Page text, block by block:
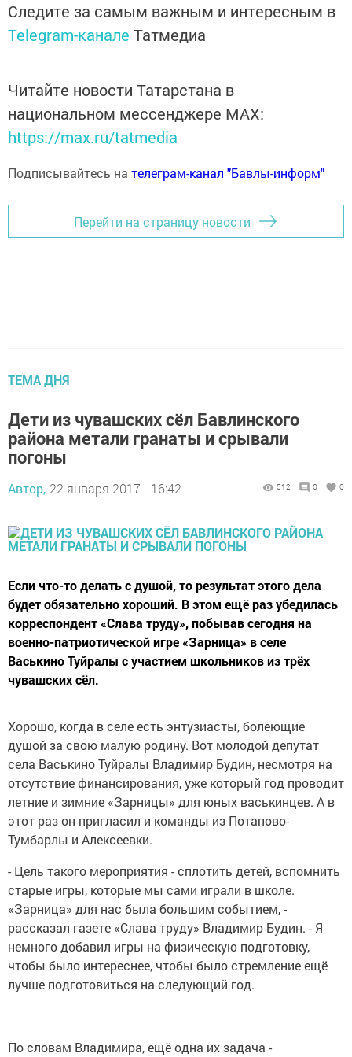
Следите за самым важным и интересным в
Telegram-канале Татмедиа
Читайте новости Татарстана в
национальном мессенджере MАХ:
https://max.ru/tatmedia
Подписывайтесь на телеграм-канал "Бавлы-информ"
Перейти на страницу новости
ТЕМА ДНЯ
Дети из чувашских сёл Бавлинского
района метали гранаты и срывали
погоны
Автор, 22 января 2017 - 16:42 512 0 0
Если что-то делать с душой, то результат этого дела
будет обязательно хороший. В этом ещё раз убедилась
корреспондент «Слава труду», побывав сегодня на
военно-патриотической игре «Зарница» в селе
Васькино Туйралы с участием школьников из трёх
чувашских сёл.
Хорошо, когда в селе есть энтузиасты, болеющие
душой за свою малую родину. Вот молодой депутат
села Васькино Туйралы Владимир Будин, несмотря на
отсутствие финансирования, уже который год проводит
летние и зимние «Зарницы» для юных васькинцев. А в
этот раз он пригласил и команды из Потапово-
Тумбарлы и Алексеевки.
- Цель такого мероприятия - сплотить детей, вспомнить
старые игры, которые мы сами играли в школе.
«Зарница» для нас была большим событием, -
рассказал газете «Слава труду» Владимир Будин. - Я
немного добавил игры на физическую подготовку,
чтобы было интереснее, чтобы было стремление ещё
лучше подготовиться на следующий год.
По словам Владимира, ещё одна их задача -